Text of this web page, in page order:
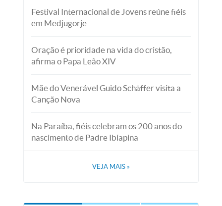
Festival Internacional de Jovens reúne fiéis
em Medjugorje
Oração é prioridade na vida do cristão,
afirma o Papa Leão XIV
Mãe do Venerável Guido Schäffer visita a
Canção Nova
Na Paraíba, fiéis celebram os 200 anos do
nascimento de Padre Ibiapina
VEJA MAIS »